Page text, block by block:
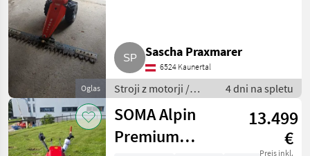
Oglas
Sascha Praxmarer
6524 Kaunertal
Stroji z motorji /
Motorna kosilnica/
prekopalnik
4 dni na spletu
SOMA Alpin
Premium
13.499
€
Preis inkl.